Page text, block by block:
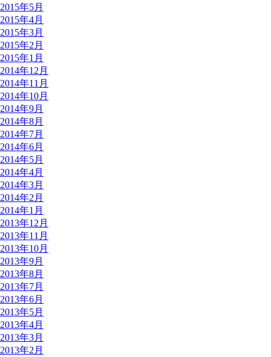
2015年5月
2015年4月
2015年3月
2015年2月
2015年1月
2014年12月
2014年11月
2014年10月
2014年9月
2014年8月
2014年7月
2014年6月
2014年5月
2014年4月
2014年3月
2014年2月
2014年1月
2013年12月
2013年11月
2013年10月
2013年9月
2013年8月
2013年7月
2013年6月
2013年5月
2013年4月
2013年3月
2013年2月